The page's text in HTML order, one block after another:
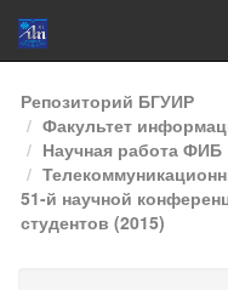
Skip
navigation
Репозиторий БГУИР
Факультет
Научная работа ФИБ
51-й научной
студентов (2015)